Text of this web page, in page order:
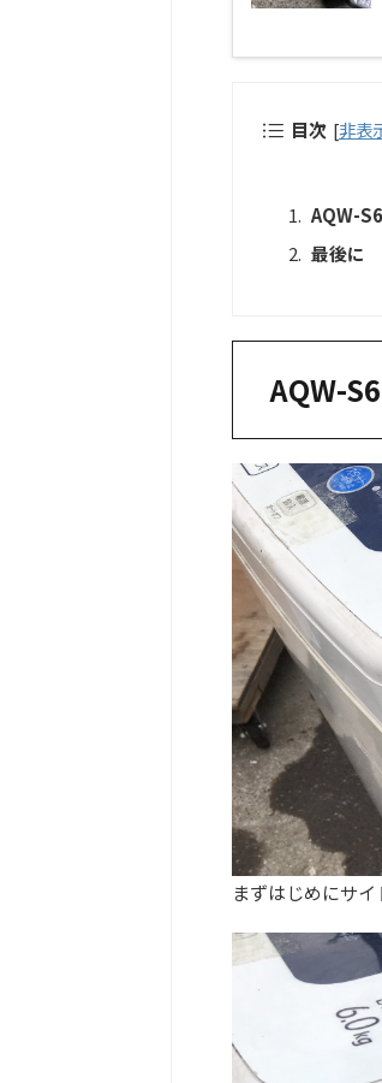
目次 [非表
AQW-
最後に
AQW-
まずはじめにサ